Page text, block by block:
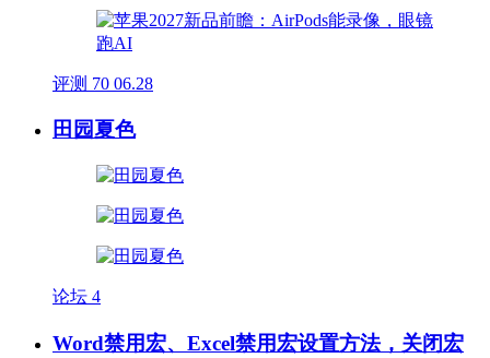
评测 70 06.28
田园夏色
论坛 4
Word禁用宏、Excel禁用宏设置方法，关闭宏